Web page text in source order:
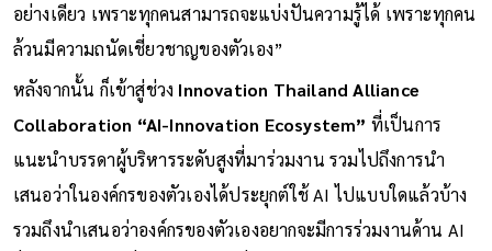
อย่างเดียว เพราะทุกคนสามารถจะแบ่งปันความรู้ได้ เพราะทุกคน
ล้วนมีความถนัดเชี่ยวชาญของตัวเอง”
หลังจากนั้น ก็เข้าสู่ช่วง Innovation Thailand Alliance
Collaboration “AI-Innovation Ecosystem” ที่เป็นการ
แนะนำบรรดาผู้บริหารระดับสูงที่มาร่วมงาน รวมไปถึงการนำ
เสนอว่าในองค์กรของตัวเองได้ประยุกต์ใช้ AI ไปแบบใดแล้วบ้าง
รวมถึงนำเสนอว่าองค์กรของตัวเองอยากจะมีการร่วมงานด้าน AI